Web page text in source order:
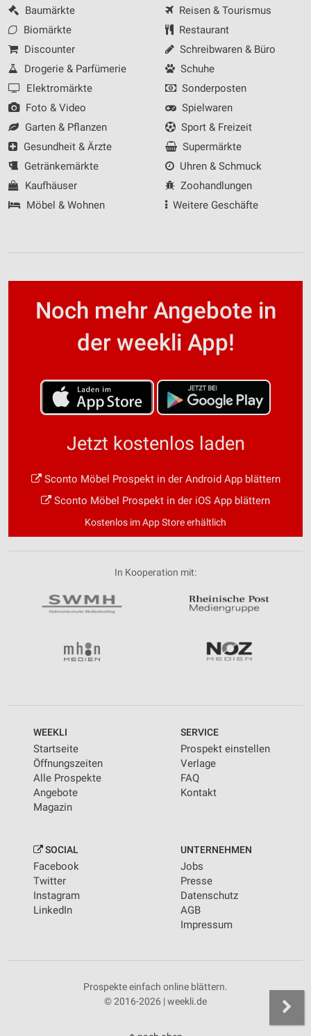
Baumärkte
Biomärkte
Discounter
Drogerie & Parfümerie
Elektromärkte
Foto & Video
Garten & Pflanzen
Gesundheit & Ärzte
Getränkemärkte
Kaufhäuser
Möbel & Wohnen
Reisen & Tourismus
Restaurant
Schreibwaren & Büro
Schuhe
Sonderposten
Spielwaren
Sport & Freizeit
Supermärkte
Uhren & Schmuck
Zoohandlungen
Weitere Geschäfte
Noch mehr Angebote in
der weekli App!
Jetzt kostenlos laden
Sconto Möbel Prospekt in der Android App blättern
Sconto Möbel Prospekt in der iOS App blättern
Kostenlos im App Store erhältlich
In Kooperation mit:
WEEKLI
Startseite
Öffnungszeiten
Alle Prospekte
Angebote
Magazin
SERVICE
Prospekt einstellen
Verlage
FAQ
Kontakt
SOCIAL
Facebook
Twitter
Instagram
LinkedIn
UNTERNEHMEN
Jobs
Presse
Datenschutz
AGB
Impressum
Prospekte einfach online blättern.
© 2016-2026 | weekli.de